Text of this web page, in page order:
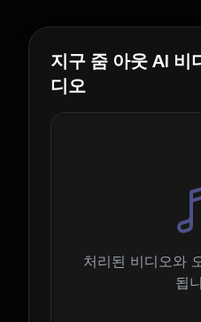
지구 줌 아웃 AI 비
디오
처리된 비디오와
됩